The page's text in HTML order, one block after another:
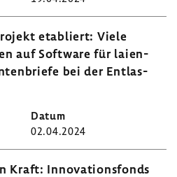
etabliert: Viele
auf Soft­ware für laien­
bei der Entlas­
02.04.2024
Kraft: Inno­va­ti­ons­fonds